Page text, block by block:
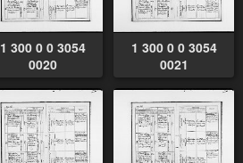
1 300 0 0 3054
0020
1 300 0 0 3054
0021